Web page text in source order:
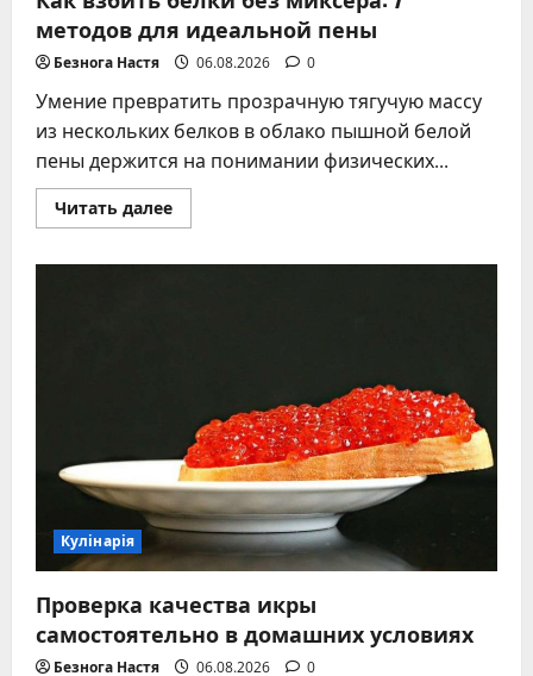
методов для идеальной пены
Безнога Настя 06.08.2026 0
Умение превратить прозрачную тягучую массу
из нескольких белков в облако пышной белой
пены держится на понимании физических...
Читать далееПрочитать
больше
Кулінарія
Проверка качества икры
самостоятельно в домашних условиях
Безнога Настя 06.08.2026 0